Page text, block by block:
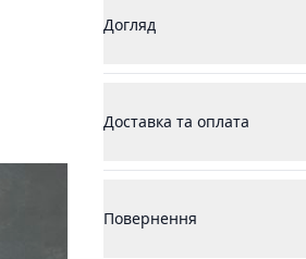
Догляд
Доставка та оплата
Повернення